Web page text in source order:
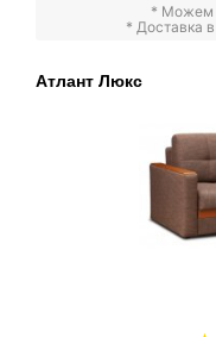
* Можем
* Доставка
Атлант Люкс